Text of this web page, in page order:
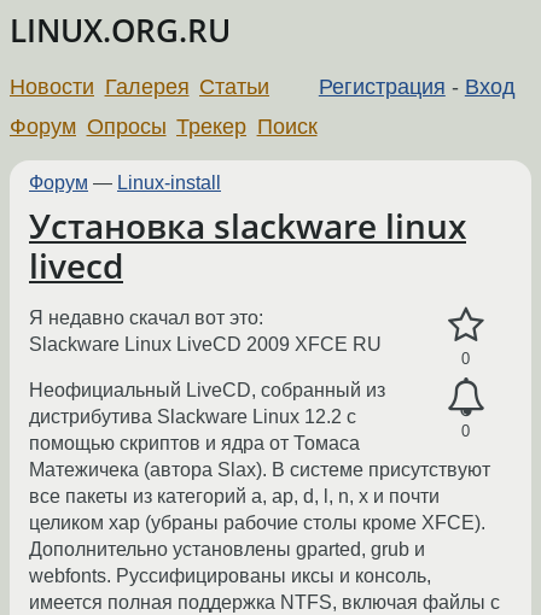
LINUX.ORG.RU
Регистрация - Вход
Новости Галерея Статьи
Форум Опросы Трекер Поиск
Форум — Linux-install
Установка slackware linux
livecd
0
0
Я недавно скачал вот это:
Slackware Linux LiveCD 2009 XFCE RU
Неофициальный LiveCD, собранный из
дистрибутива Slackware Linux 12.2 с
помощью скриптов и ядра от Томаса
Матежичека (автора Slax). В системе присутствуют
все пакеты из категорий a, ap, d, l, n, x и почти
целиком xap (убраны рабочие столы кроме XFCE).
Дополнительно установлены gparted, grub и
webfonts. Руссифицированы иксы и консоль,
имеется полная поддержка NTFS, включая файлы с